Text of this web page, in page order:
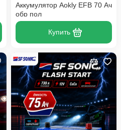
Аккумулятор Aokly EFB 70 Ач
обр пол
Купить